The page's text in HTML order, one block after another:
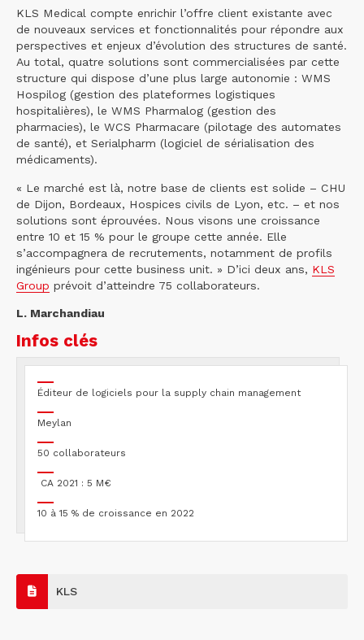
KLS Medical compte enrichir l’offre client existante avec
de nouveaux services et fonctionnalités pour répondre aux
perspectives et enjeux d’évolution des structures de santé.
Au total, quatre solutions sont commercialisées par cette
structure qui dispose d’une plus large autonomie : WMS
Hospilog (gestion des plateformes logistiques
hospitalières), le WMS Pharmalog (gestion des
pharmacies), le WCS Pharmacare (pilotage des automates
de santé), et Serialpharm (logiciel de sérialisation des
médicaments).
« Le marché est là, notre base de clients est solide – CHU
de Dijon, Bordeaux, Hospices civils de Lyon, etc. – et nos
solutions sont éprouvées. Nous visons une croissance
entre 10 et 15 % pour le groupe cette année. Elle
s’accompagnera de recrutements, notamment de profils
ingénieurs pour cette business unit. » D’ici deux ans, KLS
Group prévoit d’atteindre 75 collaborateurs.
L. Marchandiau
Infos clés
Éditeur de logiciels pour la supply chain management
Meylan
50 collaborateurs
CA 2021 : 5 M€
10 à 15 % de croissance en 2022
KLS